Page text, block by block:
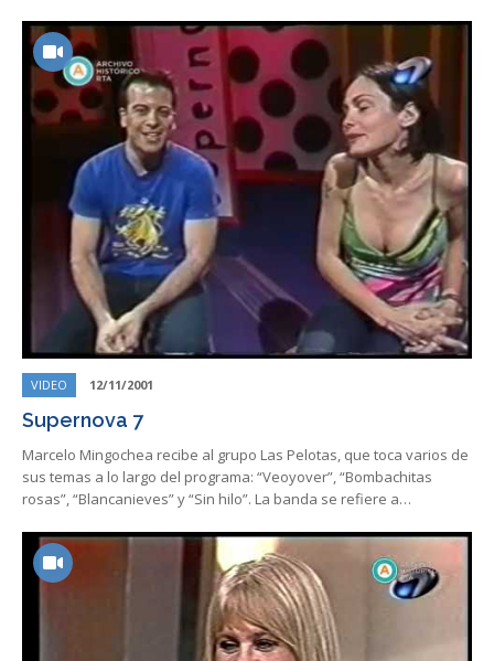
VIDEO 12/11/2001
Supernova 7
Marcelo Mingochea recibe al grupo Las Pelotas, que toca varios de
sus temas a lo largo del programa: “Veoyover”, “Bombachitas
rosas”, “Blancanieves” y “Sin hilo”. La banda se refiere a…